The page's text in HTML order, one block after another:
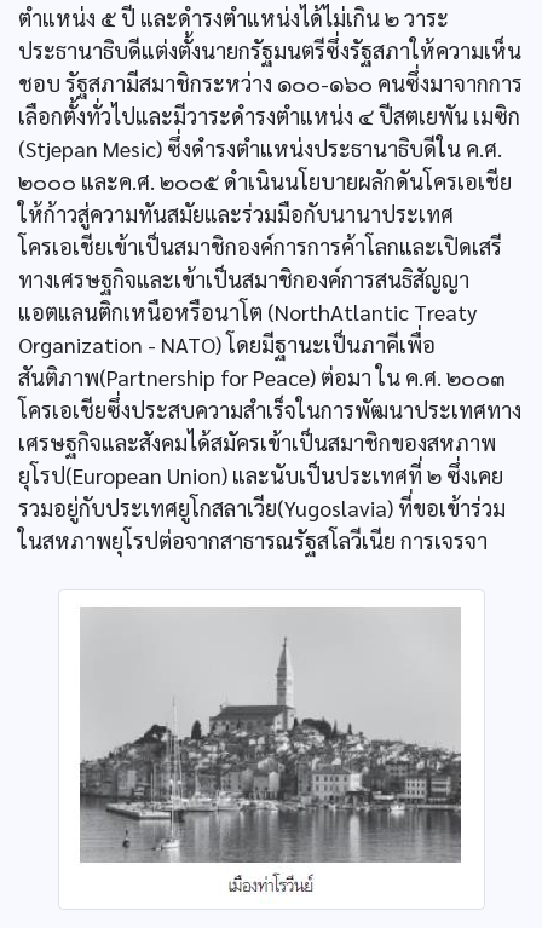
ตำแหน่ง ๕ ปี และดำรงตำแหน่งได้ไม่เกิน ๒ วาระ
ประธานาธิบดีแต่งตั้งนายกรัฐมนตรีซึ่งรัฐสภาให้ความเห็น
ชอบ รัฐสภามีสมาชิกระหว่าง ๑๐๐-๑๖๐ คนซึ่งมาจากการ
เลือกตั้งทั่วไปและมีวาระดำรงตำแหน่ง ๔ ปีสตเยพัน เมซิก
(Stjepan Mesic) ซึ่งดำรงตำแหน่งประธานาธิบดีใน ค.ศ.
๒๐๐๐ และค.ศ. ๒๐๐๕ ดำเนินนโยบายผลักดันโครเอเชีย
ให้ก้าวสู่ความทันสมัยและร่วมมือกับนานาประเทศ
โครเอเชียเข้าเป็นสมาชิกองค์การการค้าโลกและเปิดเสรี
ทางเศรษฐกิจและเข้าเป็นสมาชิกองค์การสนธิสัญญา
แอตแลนติกเหนือหรือนาโต (NorthAtlantic Treaty
Organization - NATO) โดยมีฐานะเป็นภาคีเพื่อ
สันติภาพ(Partnership for Peace) ต่อมา ใน ค.ศ. ๒๐๐๓
โครเอเชียซึ่งประสบความสำเร็จในการพัฒนาประเทศทาง
เศรษฐกิจและสังคมได้สมัครเข้าเป็นสมาชิกของสหภาพ
ยุโรป(European Union) และนับเป็นประเทศที่ ๒ ซึ่งเคย
รวมอยู่กับประเทศยูโกสลาเวีย(Yugoslavia) ที่ขอเข้าร่วม
ในสหภาพยุโรปต่อจากสาธารณรัฐสโลวีเนีย การเจรจา